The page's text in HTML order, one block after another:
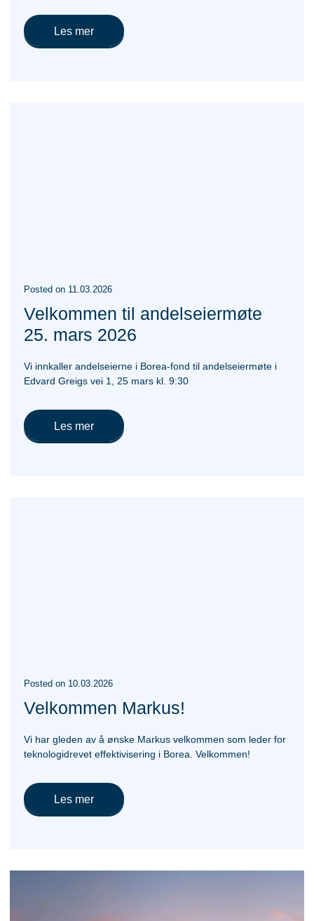
Les mer
Posted on 11.03.2026
Velkommen til andelseiermøte
25. mars 2026
Vi innkaller andelseierne i Borea-fond til andelseiermøte i
Edvard Greigs vei 1, 25 mars kl. 9:30
Les mer
Posted on 10.03.2026
Velkommen Markus!
Vi har gleden av å ønske Markus velkommen som leder for
teknologidrevet effektivisering i Borea. Velkommen!
Les mer